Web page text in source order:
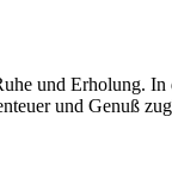
und Erholung.
und Genuß